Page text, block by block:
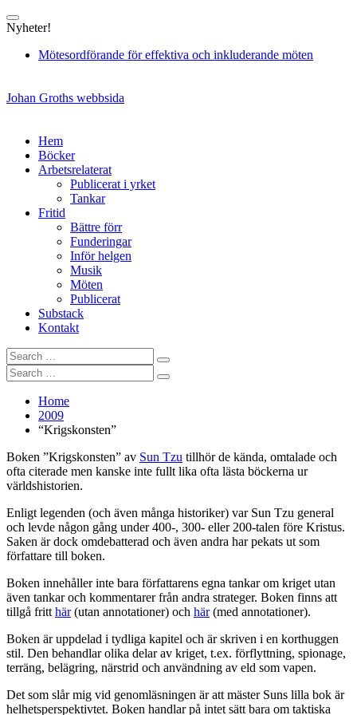
to
Nyheter!
Mötesordförande för effektiva och inkluderande möten
Johan Groths webbsida
Hem
Böcker
Arbetsrelaterat
Publicerat i yrket
Tankar
Fritid
Bättre förr
Funderingar
Inför helgen
Musik
Möten
Publicerat
Substack
Kontakt
Search
for:
Search
Search
for:
Search
Home
2009
“Krigskonsten”
Boken ”Krigskonsten” av Sun Tzu tillhör de kända, omtalade och
ofta citerade men kanske inte fullt lika ofta lästa böckerna ur
världshistorien.
Enligt legenden (och även många historiker) var Sun Tzu general
och levde någon gång under 400-, 300- eller 200-talen före Kristus.
Saken är dock omdebatterad och även andra har pekats ut som
författare till boken.
Boken innehåller inte bara författarens egna tankar om kriget utan
även tankar och kommentarer från andra strateger. Boken finns att
tillgå fritt här(utan annotationer) och här(med annotationer).
Boken är uppdelad i tydliga kapitel och är skriven i en korthuggen
stil. Den behandlar olika delar av kriget, t.ex. förflyttning, spionage,
terräng, belägring, närstrid och användning av eld som vapen.
Det som slår mig vid genomläsningen är att mäster Suns lilla bok är
helhetsperspektivtet. Boken handlar på intet sätt bara om taktiska